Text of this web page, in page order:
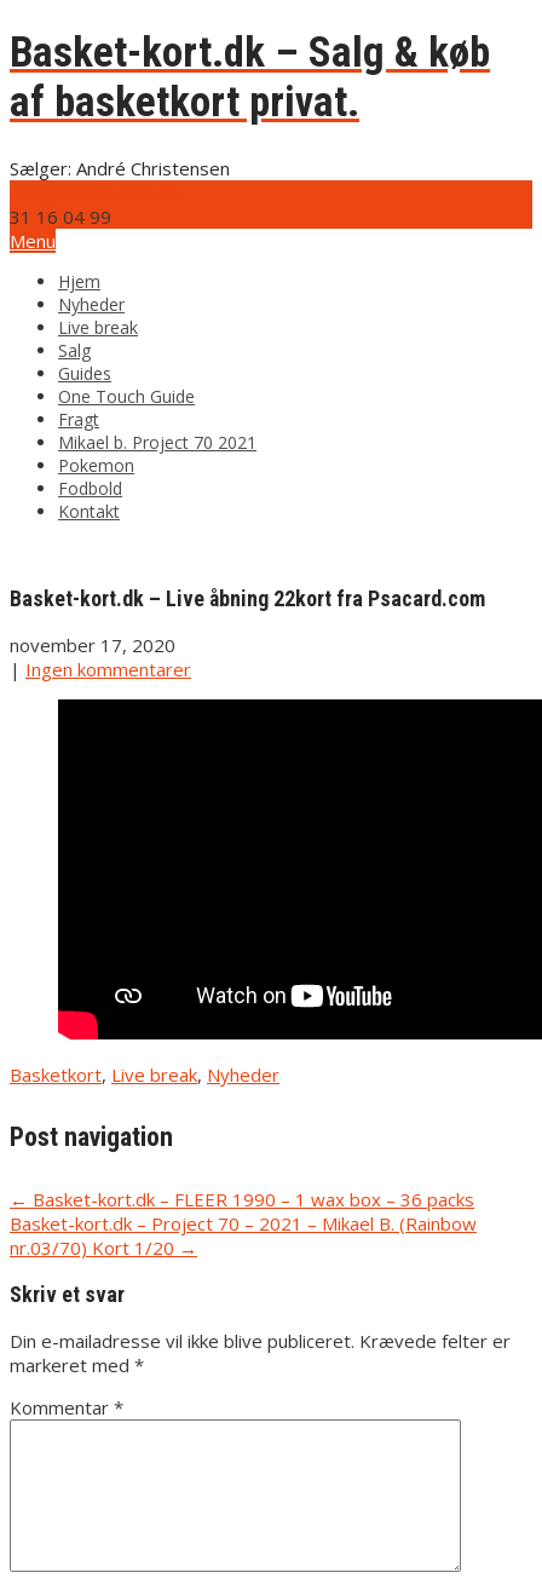
Basket-kort.dk – Salg & køb
af basketkort privat.
Sælger: André Christensen
31 16 04 99
Menu
Hjem
Nyheder
Live break
Salg
Guides
One Touch Guide
Fragt
Mikael b. Project 70 2021
Pokemon
Fodbold
Kontakt
Basket-kort.dk – Live åbning 22kort fra Psacard.com
november 17, 2020
| Ingen kommentarer
Basketkort, Live break, Nyheder
Post navigation
← Basket-kort.dk – FLEER 1990 – 1 wax box – 36 packs
Basket-kort.dk – Project 70 – 2021 – Mikael B. (Rainbow
nr.03/70) Kort 1/20 →
Skriv et svar
Din e-mailadresse vil ikke blive publiceret. Krævede felter er
markeret med *
Kommentar *